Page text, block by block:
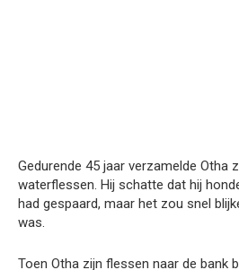
Gedurende 45 jaar verzamelde Otha
waterflessen. Hij schatte dat hij
had gespaard, maar het zou snel
was.
Toen Otha zijn flessen naar de bank